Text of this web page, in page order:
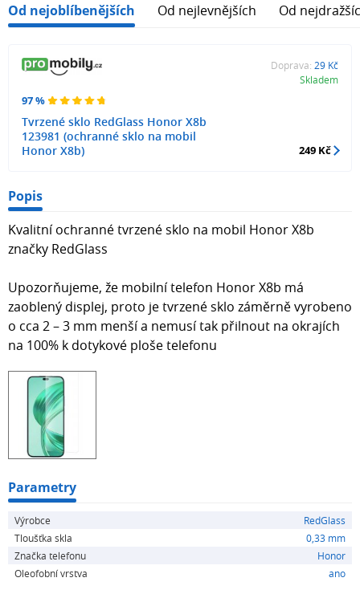
Od nejoblíbenějších Od nejlevnějších Od
97 %
Tvrzené sklo RedGlass Honor X8b
123981 (ochranné sklo na mobil
Honor X8b)
Doprava: 29 Kč
Skladem
249 Kč
Popis
Kvalitní ochranné tvrzené sklo na mobil Honor X8b
značky RedGlass
Upozorňujeme, že mobilní telefon Honor X8b má
zaoblený displej, proto je tvrzené sklo záměrně vyrobeno
o cca 2 – 3 mm menší a nemusí tak přilnout na okrajích
na 100% k dotykové ploše telefonu
Parametry
Výrobce
RedGlass
Tloušťka skla
0,33 mm
Značka telefonu
Honor
Oleofobní vrstva
ano